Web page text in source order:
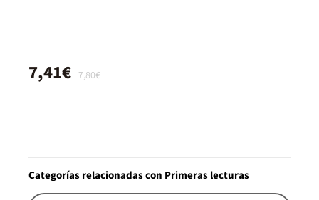
7,80€
7,41€
Categorías relacionadas con Primeras lecturas